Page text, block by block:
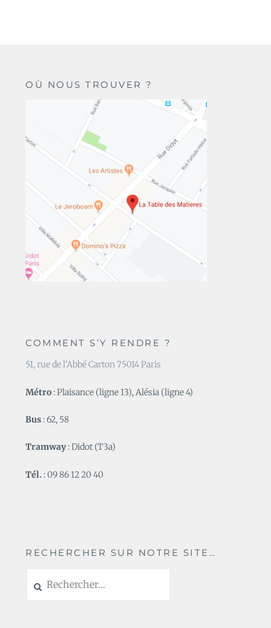
OÙ NOUS TROUVER ?
COMMENT S’Y RENDRE ?
51, rue de l’Abbé Carton 75014 Paris
Métro : Plaisance (ligne 13), Alésia (ligne 4)
Bus : 62, 58
Tramway: Didot (T3a)
Tél. : 09 86 12 20 40
RECHERCHER SUR NOTRE SITE…